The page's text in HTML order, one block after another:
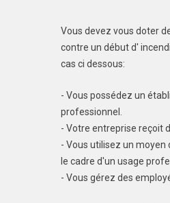
Vous devez vous doter
contre un début d'
cas ci dessous:
- Vous possédez un
professionnel.
- Votre entreprise reçoit
- Vous utilisez un moyen
le cadre d'un usage
- Vous gérez des